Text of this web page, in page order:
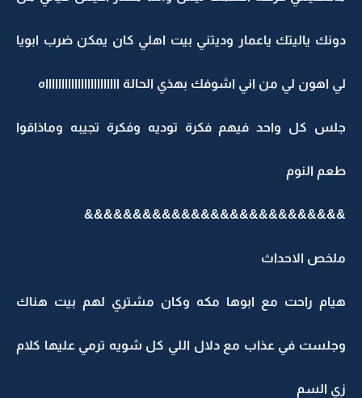
ياليتك ياعمار وديتني بيت اهلي كان يمكن ضرب ابويا
اهون لي من اني اشوفك بهذي الحالة اااااااااااااااااااااااه
كل واحد فيهم فكرة توديه وفكرة تجيبه وماذاقوا
النوم
الاحداث
راحت مع ابوها مكه وكان مشتري لهم بيت هناك
في عذاب مع دلال اللي كل شويه ترمي عليها كلام
السم